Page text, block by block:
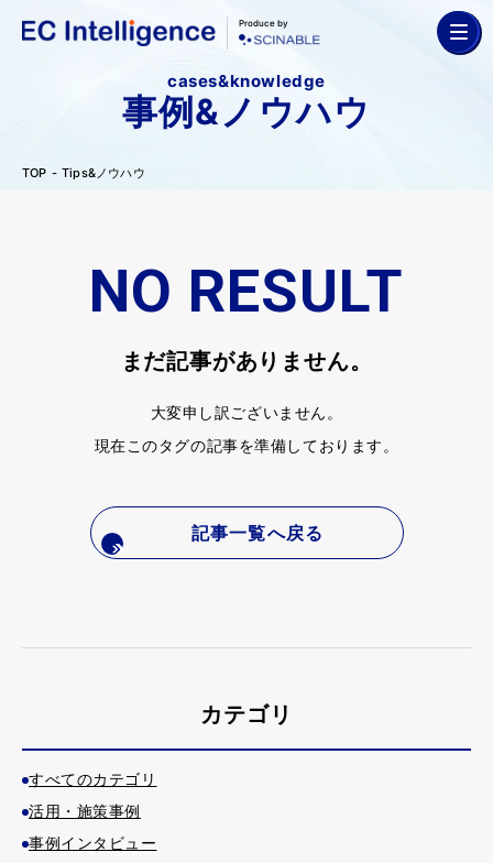
Produce by
cases&knowledge
事例&ノウハウ
TOP Tips&ノウハウ
NO RESULT
まだ記事がありません。
大変申し訳ございません。
現在このタグの記事を準備しております。
記事一覧へ戻る
カテゴリ
すべてのカテゴリ
活用・施策事例
事例インタビュー